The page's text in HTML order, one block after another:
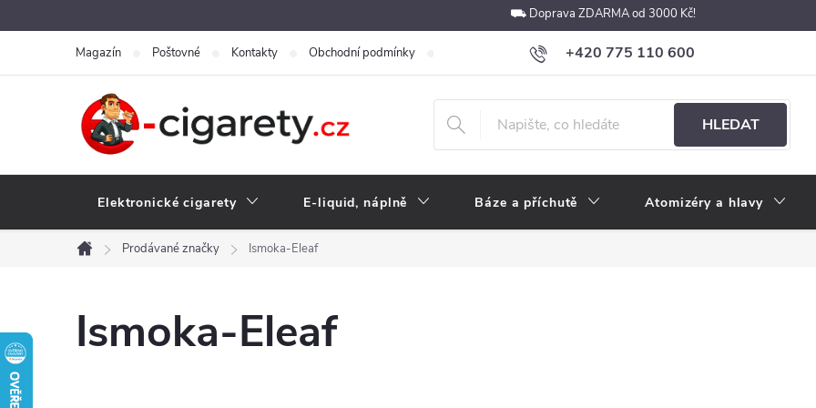
na
⛟ Doprava ZDARMA od 3000 Kč!
+420 775 110 600
obchod@e-cigarety.cz
Magazín Poštovné Kontakty Obchodní podmínky Podmínky ochrany osobních údajů Velkoobchod
HLEDAT
Elektronické cigarety E-liquid, náplně Báze a příchutě Atomizéry a hlavy
Domů
Prodávané značky Ismoka-Eleaf
Ismoka-Eleaf